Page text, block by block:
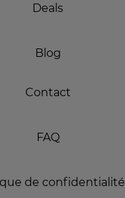
Deals
Blog
Contact
FAQ
de confidentialité